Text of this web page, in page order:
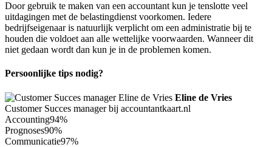
Door gebruik te maken van een accountant kun je tenslotte veel
uitdagingen met de belastingdienst voorkomen. Iedere
bedrijfseigenaar is natuurlijk verplicht om een administratie bij te
houden die voldoet aan alle wettelijke voorwaarden. Wanneer dit
niet gedaan wordt dan kun je in de problemen komen.
Persoonlijke tips nodig?
Eline de Vries
Customer Succes manager bij accountantkaart.nl
Accounting94%
Prognoses90%
Communicatie97%